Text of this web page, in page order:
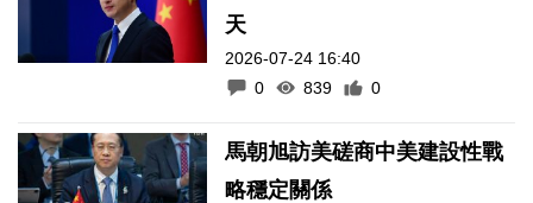
天
2026-07-24 16:40
0
839 0
馬朝旭訪美磋商中美建設性戰
略穩定關係